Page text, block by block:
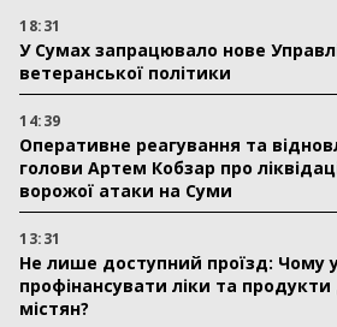
18:31
У Сумах запрацювало нове
ветеранської політики
14:39
Оперативне реагування та
голови Артем Кобзар про
ворожої атаки на Суми
13:31
Не лише доступний проїзд: Чому
профінансувати ліки та
містян?